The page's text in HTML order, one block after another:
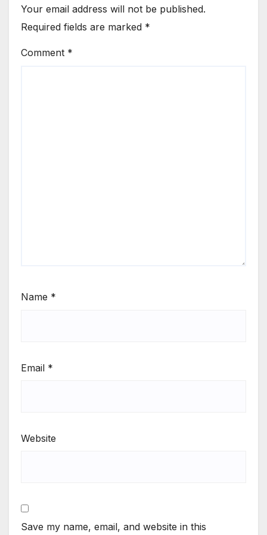
Your email address will not be published.
Required fields are marked *
Comment *
Name *
Email *
Website
Save my name, email, and website in this